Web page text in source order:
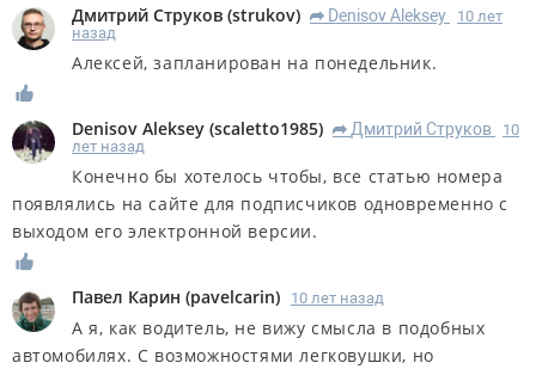
Дмитрий Струков (strukov) R Denisov Aleksey
10 лет
назад
Алексей, запланирован на понедельник.
Denisov Aleksey (scaletto1985) R Дмитрий Струков
10
лет назад
Конечно бы хотелось чтобы, все статью номера
появлялись на сайте для подписчиков одновременно с
выходом его электронной версии.
Павел Карин (pavelcarin) 10 лет назад
А я, как водитель, не вижу смысла в подобных
автомобилях. С возможностями легковушки, но